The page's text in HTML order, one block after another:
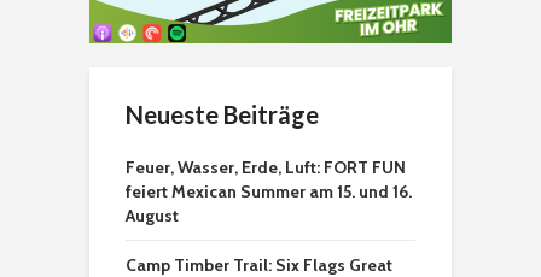
Neueste Beiträge
Feuer, Wasser, Erde, Luft: FORT FUN
feiert Mexican Summer am 15. und 16.
August
Camp Timber Trail: Six Flags Great